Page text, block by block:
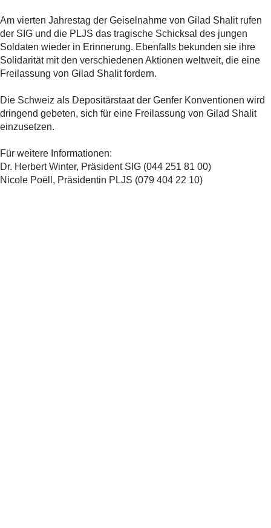
Am vierten Jahrestag der Geiselnahme von Gilad Shalit rufen
der SIG und die PLJS das tragische Schicksal des jungen
Soldaten wieder in Erinnerung. Ebenfalls bekunden sie ihre
Solidarität mit den verschiedenen Aktionen weltweit, die eine
Freilassung von Gilad Shalit fordern.
Die Schweiz als Depositärstaat der Genfer Konventionen wird
dringend gebeten, sich für eine Freilassung von Gilad Shalit
einzusetzen.
Für weitere Informationen:
Dr. Herbert Winter, Präsident SIG (044 251 81 00)
Nicole Poëll, Präsidentin PLJS (079 404 22 10)